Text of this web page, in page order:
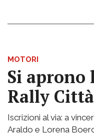
MOTORI
Si aprono
Rally
Iscrizioni al via: a
Araldo e Lorena